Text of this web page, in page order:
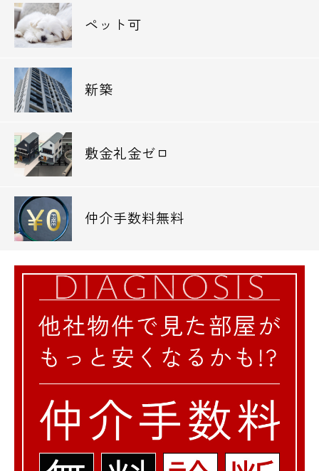
ペット可
新築
敷金礼金ゼロ
仲介手数料無料